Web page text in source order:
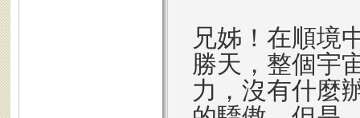
兄姊！在順境
勝天，整個宇
力，沒有什麼